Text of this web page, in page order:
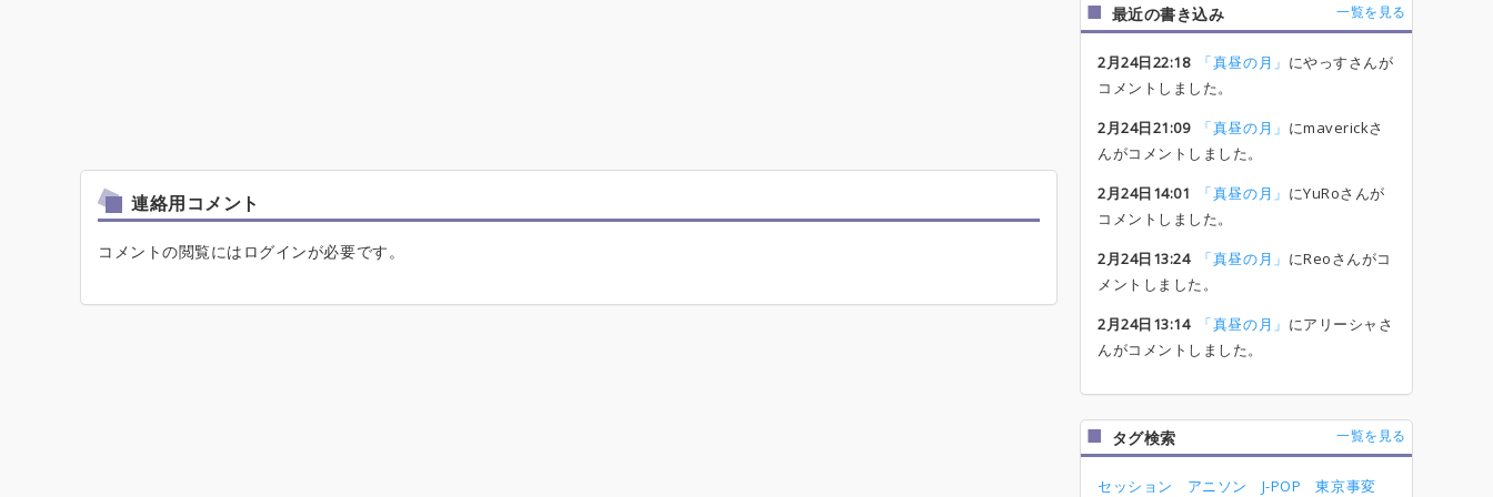
連絡用コメント
コメントの閲覧にはログインが必要です。
最近の書き込み 一覧を見る
2月24日22:18 「真昼の月」 にやっすさんが
コメントしました。
2月24日21:09
「真昼の月」 にmaverickさ
んがコメントしました。
2月24日14:01
「真昼の月」 にYuRoさんが
コメントしました。
2月24日13:24
「真昼の月」 にReoさんがコ
メントしました。
2月24日13:14
「真昼の月」 にアリーシャさ
んがコメントしました。
タグ検索 一覧を見る
セッション アニソン J-POP 東京事変